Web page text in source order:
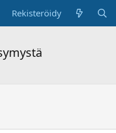
Rekisteröidy